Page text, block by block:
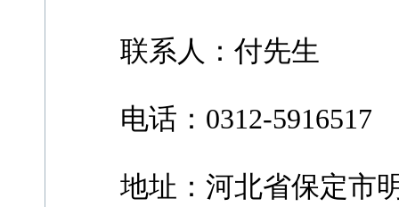
联系人：付先生
电话：0312-5916517
地址：河北省保定市明